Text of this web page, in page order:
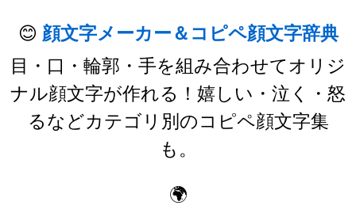
😊 顔文字メーカー＆コピペ顔文字辞典
目・口・輪郭・手を組み合わせてオリジ
ナル顔文字が作れる！嬉しい・泣く・怒
るなどカテゴリ別のコピペ顔文字集
も。
🌍